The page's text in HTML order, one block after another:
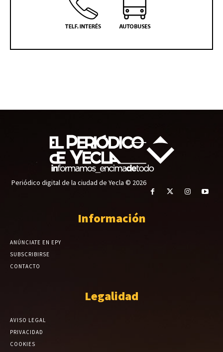
Periódico digital de la ciudad de Yecla © 2026
Información
ANÚNCIATE EN EPY
SUBSCRIBIRSE
CONTACTO
Legalidad
AVISO LEGAL
PRIVACIDAD
COOKIES